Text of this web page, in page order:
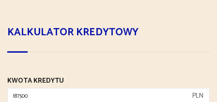
KALKULATOR KREDYTOWY
KWOTA KREDYTU
PLN